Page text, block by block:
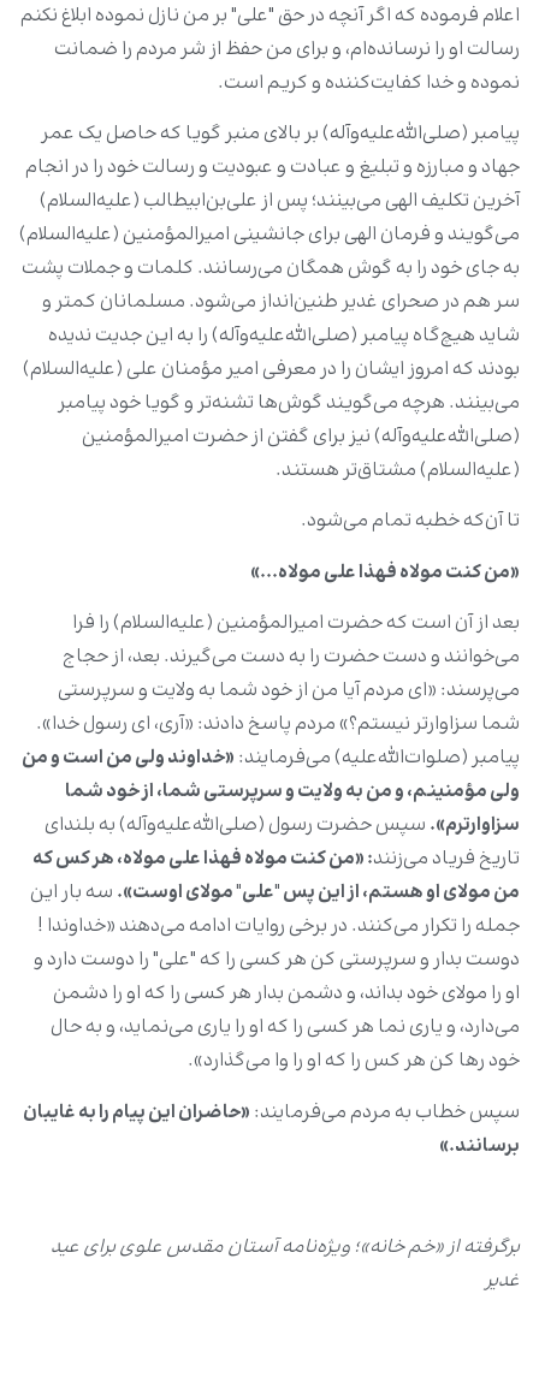
اعلام فرموده که اگر آنچه در حق "على" بر من نازل نموده ابلاغ نکنم
رسالت او را نرسانده‌ام، و برای من حفظ از شر مردم را ضمانت
نموده و خدا کفایت‌کننده و کریم است.
پیامبر (صلی‌الله‌علیه‌وآله) بر بالای منبر گویا که حاصل یک عمر
جهاد و مبارزه و تبلیغ و عبادت و عبودیت و رسالت خود را در انجام
آخرین تکلیف الهی می‌بینند؛ پس از علی‌بن‌ابیطالب ‌(علیه‌السلام)
می‌گویند و فرمان الهی برای جانشینی امیرالمؤمنین (علیه‌السلام)
به جای خود را به گوش همگان می‌رسانند. کلمات و جملات پشت
سر هم در صحرای غدیر طنین‌انداز می‌شود. مسلمانان کمتر و
شاید هیچ‌گاه پیامبر (صلی‌الله‌علیه‌وآله) را به این جدیت ندیده
بودند که امروز ایشان را در معرفی امیر مؤمنان علی (علیه‌السلام)
می‌بینند. هرچه می‌گویند گوش‌ها تشنه‌تر و گویا خود پیامبر
(صلی‌الله‌علیه‌وآله) نیز برای گفتن از حضرت امیرالمؤمنین
(علیه‌السلام) مشتاق‌تر هستند.
تا آن‌که خطبه تمام می‌شود.
«من کنت مولاه فهذا على مولاه...»
بعد از آن است که حضرت امیرالمؤمنین (علیه‌السلام) را فرا
می‌خوانند و دست حضرت را به دست می‌گیرند. بعد، از حجاج
می‌پرسند: «ای مردم آیا من از خود شما به ولایت و سرپرستی
شما سزاوارتر نیستم؟» مردم پاسخ دادند: «آری، ای رسول خدا».
پیامبر (صلوات‌الله‌علیه) می‌‌فرمایند: «خداوند ولی من است و من
ولی مؤمنینم، و من به ولایت و سرپرستی شما، از خود شما
سزاوارترم». سپس حضرت رسول (صلی‌الله‌علیه‌وآله) به بلندای
تاریخ فریاد می‌زنند: «من کنت مولاه فهذا على مولاه، هر کس که
من مولای او هستم، از این پس"علی"مولای اوست». سه بار این
جمله را تکرار می‌کنند. در برخی روایات ادامه می‌دهند «خداوندا !
دوست بدار و سرپرستی کن هر کسی را که "علی" را دوست دارد و
او را مولای خود بداند، و دشمن بدار هر کسی را که او را دشمن
می‌دارد، و یاری نما هر کسی را که او را یاری می‌نماید، و به حال
خود رها کن هر کس را که او را وا می‌گذارد».
سپس خطاب به مردم می‌فرمایند: «حاضران این پیام را به غایبان
برسانند.»
برگرفته از «خم خانه»؛ ویژه‌نامه آستان مقدس علوی برای عید
غدیر